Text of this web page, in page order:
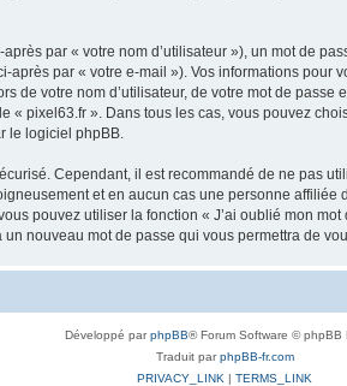
par « votre nom d’utilisateur »), un mot de
par « votre e-mail »). Vos informations
de votre nom d’utilisateur, de votre mot de
« pixel63.fr ». Dans tous les cas, vous pouvez
le logiciel phpBB.
Cependant, il est recommandé de ne pas
et en aucun cas une personne
pouvez utiliser la fonction « J’ai oublié mon
nouveau mot de passe qui vous permettra de
Développé parphpBB® Forum Software © phpBB
Traduit parphpBB-fr.com
PRIVACY_LINK | TERMS_LINK